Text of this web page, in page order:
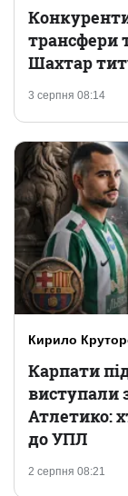
3 серпня 08:14
трансфери
Шахтар
Кирило
2 серпня 08:21
Карпати
виступали
Атлетико:
до УПЛ